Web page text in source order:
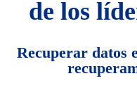
de los
Recuperar datos